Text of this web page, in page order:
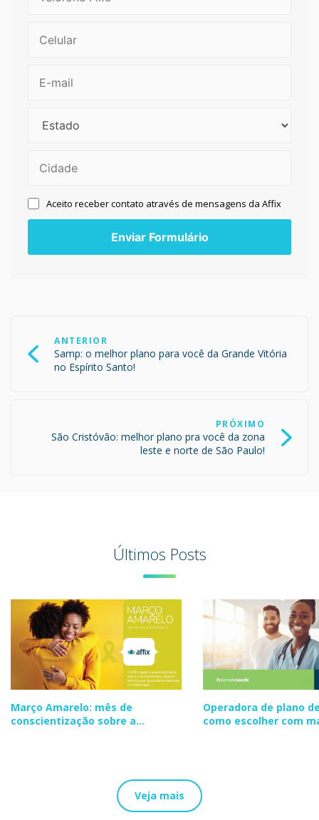
Aceito receber contato através de mensagens da Affix
Post ANTERIOR
Samp: o melhor plano para você da Grande Vitória
no Espírito Santo!
PRÓXIMO
São Cristóvão: melhor plano pra você da zona
leste e norte de São Paulo!
Últimos Posts
Março Amarelo: mês de
conscientização sobre a
Operadora de plano
como escolher com
Veja mais